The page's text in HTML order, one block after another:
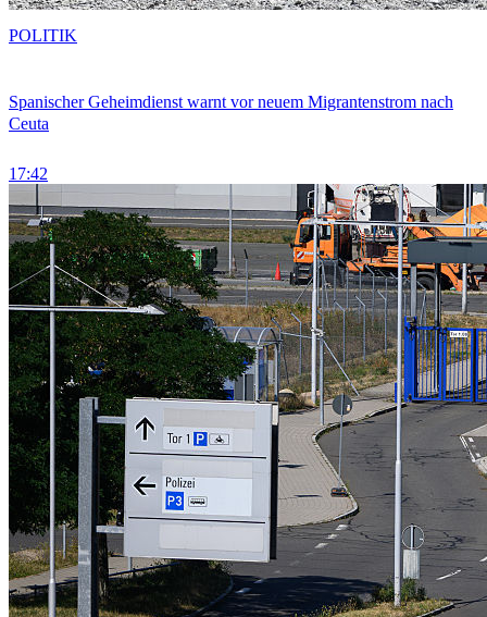
Spanischer Geheimdienst warnt vor neuem Migrantenstrom nach
Ceuta
17:42
POLITIK